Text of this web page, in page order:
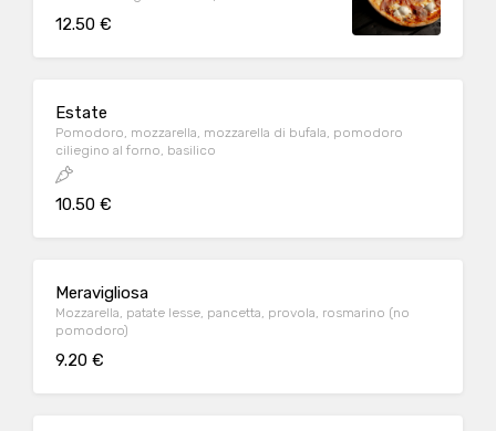
12.50 €
Estate
Pomodoro, mozzarella, mozzarella di bufala, pomodoro
ciliegino al forno, basilico
10.50 €
Meravigliosa
Mozzarella, patate lesse, pancetta, provola, rosmarino (no
pomodoro)
9.20 €